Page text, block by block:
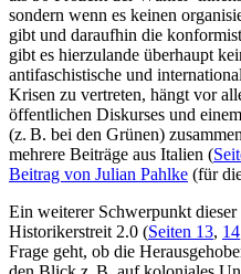
sondern wenn es keinen
gibt und daraufhin die
gibt es hierzulande überhaupt
antifaschistische und
Krisen zu vertreten, hängt vor
öffentlichen Diskurses und
(z. B. bei den Grünen)
mehrere Beiträge aus Italien (
Beitrag von Julian Pahlke (für
Ein weiterer Schwerpunkt
Historikerstreit 2.0 (Seiten 13, 14
Frage geht, ob die